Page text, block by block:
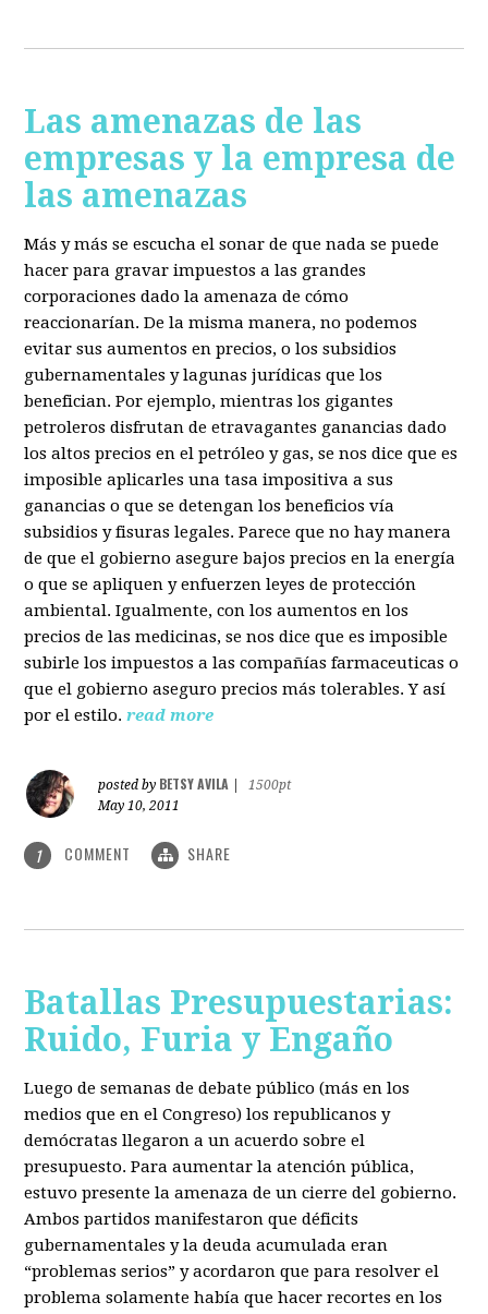
Las amenazas de las
empresas y la empresa de
las amenazas
Más y más se escucha el sonar de que nada se puede
hacer para gravar impuestos a las grandes
corporaciones dado la amenaza de cómo
reaccionarían. De la misma manera, no podemos
evitar sus aumentos en precios, o los subsidios
gubernamentales y lagunas jurídicas que los
benefician. Por ejemplo, mientras los gigantes
petroleros disfrutan de etravagantes ganancias dado
los altos precios en el petróleo y gas, se nos dice que es
imposible aplicarles una tasa impositiva a sus
ganancias o que se detengan los beneficios vía
subsidios y fisuras legales. Parece que no hay manera
de que el gobierno asegure bajos precios en la energía
o que se apliquen y enfuerzen leyes de protección
ambiental. Igualmente, con los aumentos en los
precios de las medicinas, se nos dice que es imposible
subirle los impuestos a las compañías farmaceuticas o
que el gobierno aseguro precios más tolerables. Y así
por el estilo. read more
posted by BETSY AVILA
1500pt
May 10, 2011
1 COMMENT SHARE
Batallas Presupuestarias:
Ruido, Furia y Engaño
Luego de semanas de debate público (más en los
medios que en el Congreso) los republicanos y
demócratas llegaron a un acuerdo sobre el
presupuesto. Para aumentar la atención pública,
estuvo presente la amenaza de un cierre del gobierno.
Ambos partidos manifestaron que déficits
gubernamentales y la deuda acumulada eran
“problemas serios” y acordaron que para resolver el
problema solamente había que hacer recortes en los